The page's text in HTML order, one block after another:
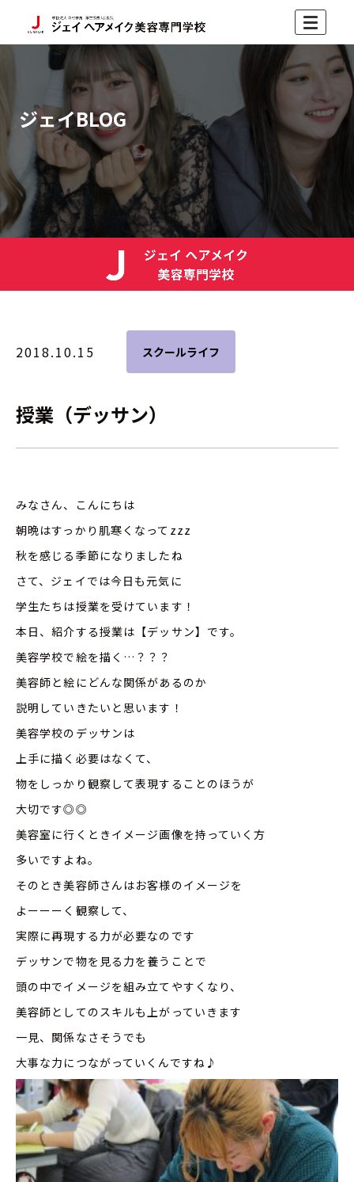
ジェイBLOG
2018.10.15 スクールライフ
授業（デッサン）
みなさん、こんにちは
朝晩はすっかり肌寒くなってzzz
秋を感じる季節になりましたね
さて、ジェイでは今日も元気に
学生たちは授業を受けています！
本日、紹介する授業は【デッサン】です。
美容学校で絵を描く…？？？
美容師と絵にどんな関係があるのか
説明していきたいと思います！
美容学校のデッサンは
上手に描く必要はなくて、
物をしっかり観察して表現することのほうが
大切です◎◎
美容室に行くときイメージ画像を持っていく方
多いですよね。
そのとき美容師さんはお客様のイメージを
よーーーく観察して、
実際に再現する力が必要なのです
デッサンで物を見る力を養うことで
頭の中でイメージを組み立てやすくなり、
美容師としてのスキルも上がっていきます
一見、関係なさそうでも
大事な力につながっていくんですね♪